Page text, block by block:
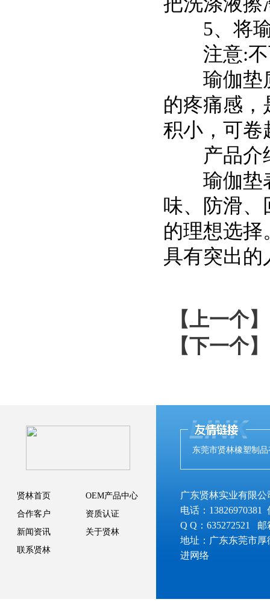
5、将瑜
注意:不
瑜伽垫质
的疼痛感
积小，可卷
产品介
瑜伽垫表
味、防滑、
的理想选
具有突出的
【上一个】
【下一个】
贤林首页
OEM产品中心
合作客户
资质认证
新闻资讯
关于贤林
联系贤林
东莞市贤林橡塑制
广东贤林实业有限
电话：13826970381
Q Q：635272521 邮
地址：广东东莞市
进网络